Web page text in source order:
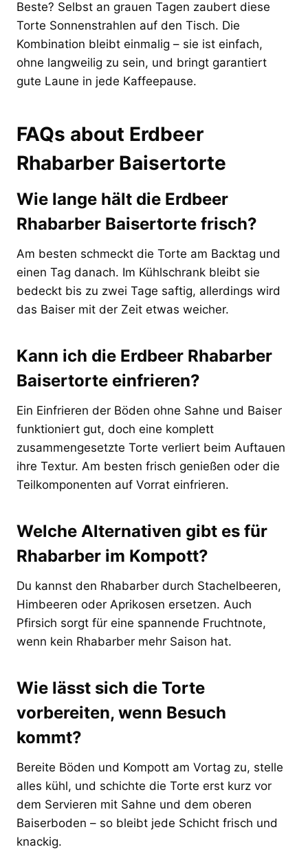
Beste? Selbst an grauen Tagen zaubert diese
Torte Sonnenstrahlen auf den Tisch. Die
Kombination bleibt einmalig – sie ist einfach,
ohne langweilig zu sein, und bringt garantiert
gute Laune in jede Kaffeepause.
FAQs about Erdbeer
Rhabarber Baisertorte
Wie lange hält die Erdbeer
Rhabarber Baisertorte frisch?
Am besten schmeckt die Torte am Backtag und
einen Tag danach. Im Kühlschrank bleibt sie
bedeckt bis zu zwei Tage saftig, allerdings wird
das Baiser mit der Zeit etwas weicher.
Kann ich die Erdbeer Rhabarber
Baisertorte einfrieren?
Ein Einfrieren der Böden ohne Sahne und Baiser
funktioniert gut, doch eine komplett
zusammengesetzte Torte verliert beim Auftauen
ihre Textur. Am besten frisch genießen oder die
Teilkomponenten auf Vorrat einfrieren.
Welche Alternativen gibt es für
Rhabarber im Kompott?
Du kannst den Rhabarber durch Stachelbeeren,
Himbeeren oder Aprikosen ersetzen. Auch
Pfirsich sorgt für eine spannende Fruchtnote,
wenn kein Rhabarber mehr Saison hat.
Wie lässt sich die Torte
vorbereiten, wenn Besuch
kommt?
Bereite Böden und Kompott am Vortag zu, stelle
alles kühl, und schichte die Torte erst kurz vor
dem Servieren mit Sahne und dem oberen
Baiserboden – so bleibt jede Schicht frisch und
knackig.